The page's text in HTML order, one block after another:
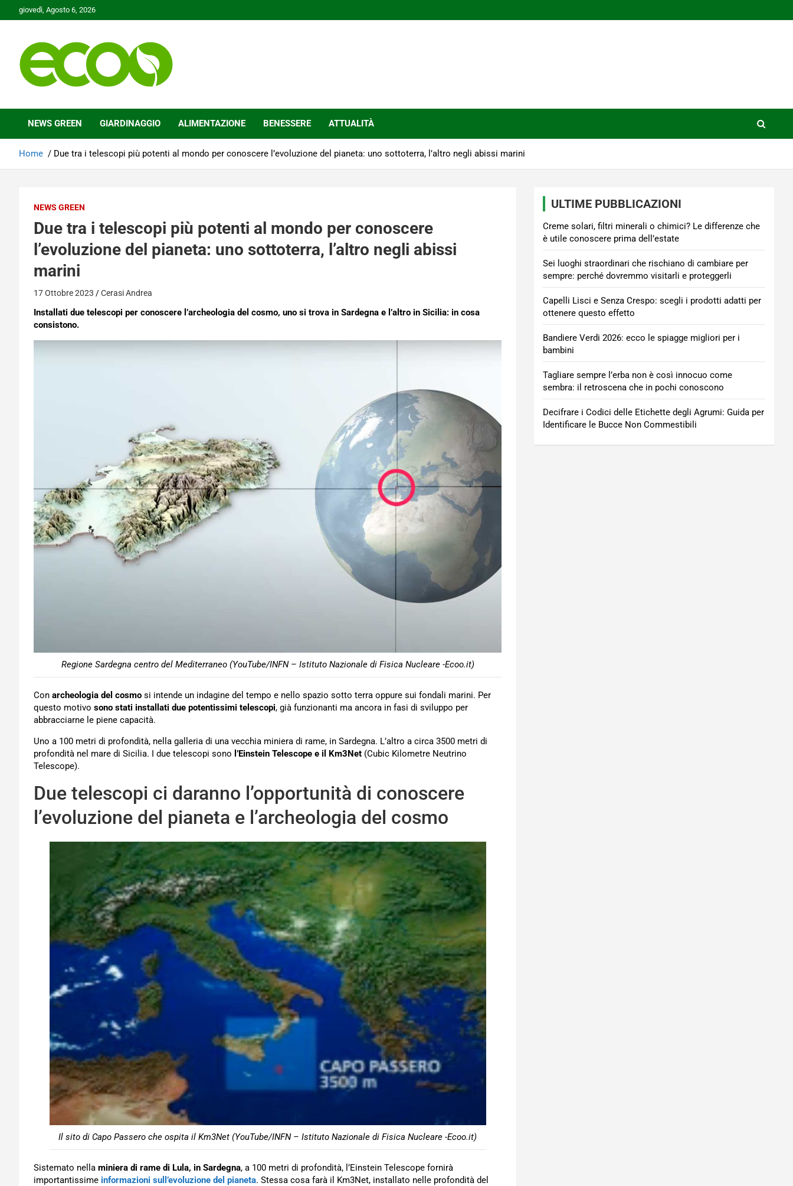
to
giovedì, Agosto 6, 2026
Ecoo.it
NEWS GREEN GIARDINAGGIO ALIMENTAZIONE BENESSERE ATTUALITÀ
Home Due tra i telescopi più potenti al mondo per conoscere l’evoluzione del pianeta: uno sottoterra, l’altro negli abissi marini
NEWS GREEN
Due tra i telescopi più potenti al mondo per conoscere
l’evoluzione del pianeta: uno sottoterra, l’altro negli abissi
marini
17 Ottobre 2023 Cerasi Andrea
Installati due telescopi per conoscere l’archeologia del cosmo, uno si trova in Sardegna e l’altro in Sicilia: in cosa
consistono.
Regione Sardegna centro del Mediterraneo (YouTube/INFN – Istituto Nazionale di Fisica Nucleare -Ecoo.it)
Con archeologia del cosmo si intende un indagine del tempo e nello spazio sotto terra oppure sui fondali marini. Per
questo motivo sono stati installati due potentissimi telescopi, già funzionanti ma ancora in fasi di sviluppo per
abbracciarne le piene capacità.
Uno a 100 metri di profondità, nella galleria di una vecchia miniera di rame, in Sardegna. L’altro a circa 3500 metri di
profondità nel mare di Sicilia. I due telescopi sono l’Einstein Telescope e il Km3Net (Cubic Kilometre Neutrino
Telescope).
Due telescopi ci daranno l’opportunità di conoscere
l’evoluzione del pianeta e l’archeologia del cosmo
Il sito di Capo Passero che ospita il Km3Net (YouTube/INFN – Istituto Nazionale di Fisica Nucleare -Ecoo.it)
Sistemato nella miniera di rame di Lula, in Sardegna, a 100 metri di profondità, l’Einstein Telescope fornirà
importantissime informazioni sull’evoluzione del pianeta. Stessa cosa farà il Km3Net, installato nelle profondità del
ULTIME PUBBLICAZIONI
Creme solari, filtri minerali o chimici? Le differenze che
è utile conoscere prima dell’estate
Sei luoghi straordinari che rischiano di cambiare per
sempre: perché dovremmo visitarli e proteggerli
Capelli Lisci e Senza Crespo: scegli i prodotti adatti per
ottenere questo effetto
Bandiere Verdi 2026: ecco le spiagge migliori per i
bambini
Tagliare sempre l’erba non è così innocuo come
sembra: il retroscena che in pochi conoscono
Decifrare i Codici delle Etichette degli Agrumi: Guida per
Identificare le Bucce Non Commestibili